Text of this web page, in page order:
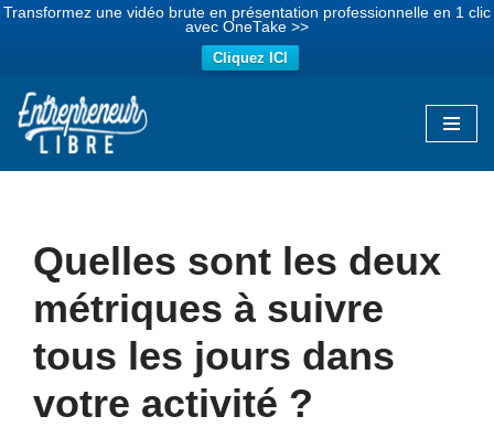
Transformez une vidéo brute en présentation professionnelle en 1 clic
avec OneTake >>
Cliquez ICI
Aller
Quelles sont les deux
métriques à suivre
tous les jours dans
votre activité ?